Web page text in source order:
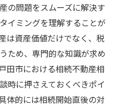
の問題をスムーズに解決す
イミングを理解することが
は資産価値だけでなく、税
ため、専門的な知識が求め
田市における相続不動産相
時に押さえておくべきポイ
体的には相続開始直後の対